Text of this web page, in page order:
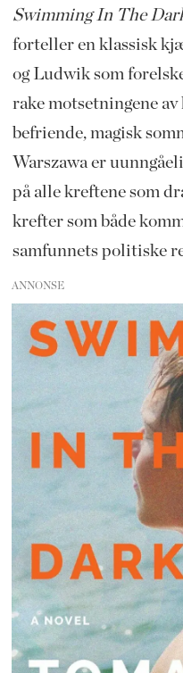
Swimming In The
forteller en klassisk
og Ludwik som
rake motsetningene
befriende, magisk
Warszawa er
på alle kreftene som
krefter som både
samfunnets politiske
ANNONSE